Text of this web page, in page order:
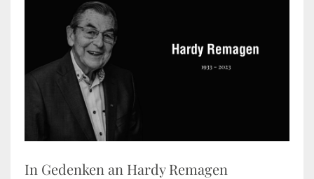
In Gedenken an Hardy Remagen